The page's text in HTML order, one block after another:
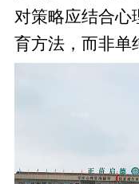
对策略应结合心
育方法，而非单